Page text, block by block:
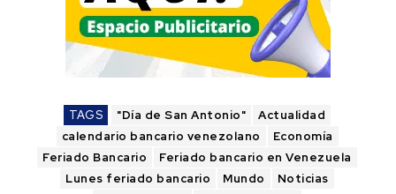
TAGS "Día de San Antonio"
Actualidad
calendario bancario venezolano
Economía
Feriado Bancario
Feriado bancario en Venezuela
Lunes feriado bancario
Mundo
Noticias